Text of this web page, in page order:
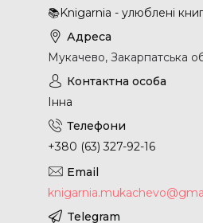
📚Knigarnia - улюблені
Мукачево, Закарпатська
Інна
+380 (63) 327-92-16